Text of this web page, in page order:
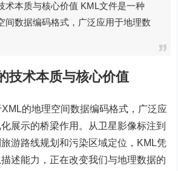
术本质与核心价值 KML文件是一种
间数据编码格式，广泛应用于地理数
技术本质与核心价值
的地理空间数据编码格式，广泛应
展示的桥梁作用。从卫星影像标注到
游路线规划和污染区域定位，KML凭
述能力，正在改变我们与地理数据的